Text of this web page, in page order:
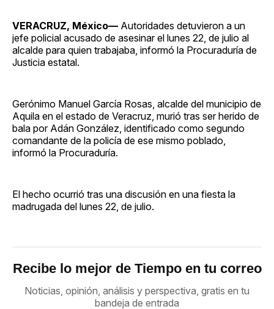
VERACRUZ, México— Autoridades detuvieron a un
jefe policial acusado de asesinar el lunes 22, de julio al
alcalde para quien trabajaba, informó la Procuraduría de
Justicia estatal.
Gerónimo Manuel García Rosas, alcalde del municipio de
Aquila en el estado de Veracruz, murió tras ser herido de
bala por Adán González, identificado como segundo
comandante de la policía de ese mismo poblado,
informó la Procuraduría.
El hecho ocurrió tras una discusión en una fiesta la
madrugada del lunes 22, de julio.
Recibe lo mejor de Tiempo en tu correo
Noticias, opinión, análisis y perspectiva, gratis en tu
bandeja de entrada